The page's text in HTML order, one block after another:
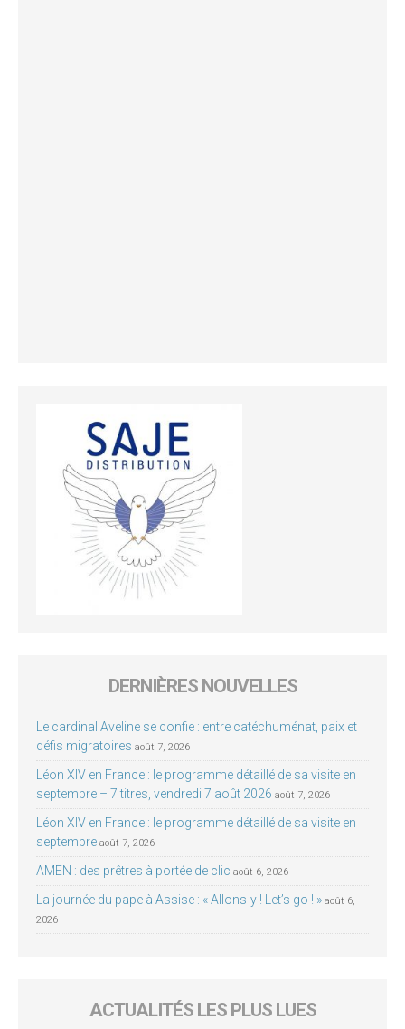
DERNIÈRES NOUVELLES
Le cardinal Aveline se confie : entre catéchuménat, paix et
défis migratoires août 7, 2026
Léon XIV en France : le programme détaillé de sa visite en
septembre – 7 titres, vendredi 7 août 2026 août 7, 2026
Léon XIV en France : le programme détaillé de sa visite en
septembre août 7, 2026
AMEN : des prêtres à portée de clic août 6, 2026
La journée du pape à Assise : « Allons-y ! Let’s go ! » août 6,
2026
ACTUALITÉS LES PLUS LUES